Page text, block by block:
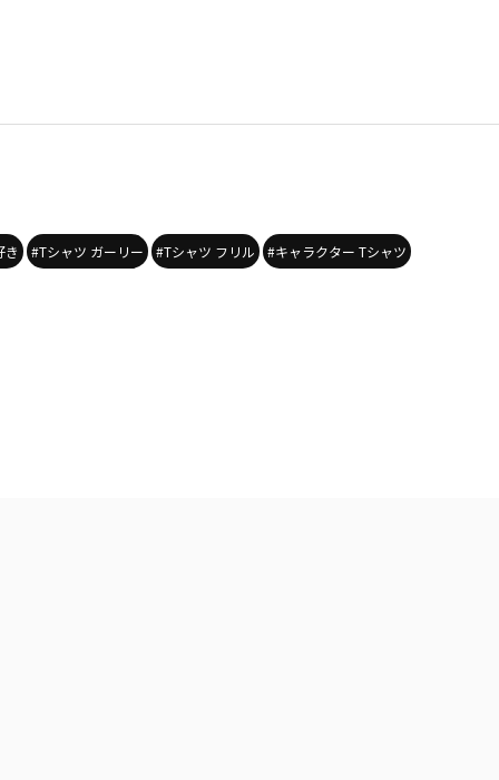
き #Tシャツ ガーリー #Tシャツ フリル #キャラクター Tシャツ